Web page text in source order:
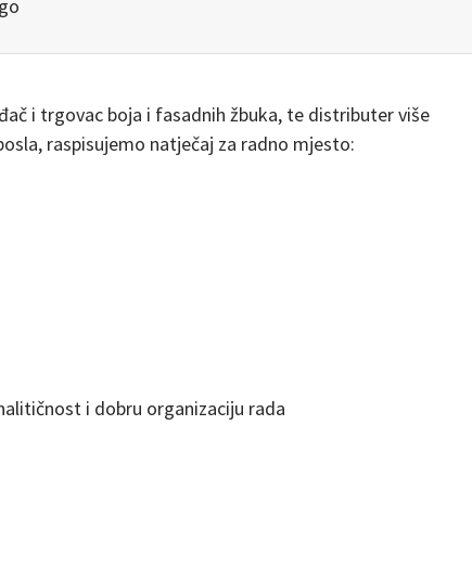
i trgovac boja i fasadnih žbuka, te distributer više
raspisujemo natječaj za radno mjesto:
i dobru organizaciju rada